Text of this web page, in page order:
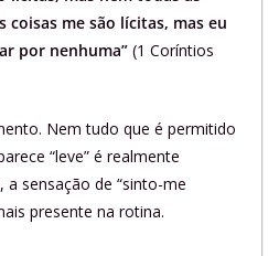
coisas me são lícitas, mas eu
por nenhuma” (1 Coríntios
Nem tudo que é permitido
“leve” é realmente
sensação de “sinto-me
presente na rotina.